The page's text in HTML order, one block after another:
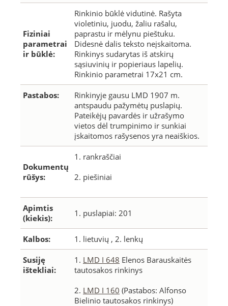
Fiziniai
parametrai
ir būklė:
Rinkinio būklė vidutinė. Rašyta
violetiniu, juodu, žaliu rašalu,
paprastu ir mėlynu pieštuku.
Didesnė dalis teksto neįskaitoma.
Rinkinys sudarytas iš atskirų
sąsiuvinių ir popieriaus lapelių.
Rinkinio parametrai 17x21 cm.
Pastabos:
Rinkinyje gausu LMD 1907 m.
antspaudu pažymėtų puslapių.
Pateikėjų pavardės ir užrašymo
vietos dėl trumpinimo ir sunkiai
įskaitomos rašysenos yra neaiškios.
Dokumentų
rūšys:
1. rankraščiai
2. piešiniai
Apimtis
(kiekis):
1. puslapiai: 201
Kalbos: 1. lietuvių , 2. lenkų
Susiję
ištekliai:
1. LMD I 648 Elenos Barauskaitės
tautosakos rinkinys
2. LMD I 160 (Pastabos: Alfonso
Bielinio tautosakos rinkinys)